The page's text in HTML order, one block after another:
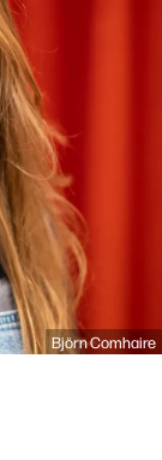
Björn Comhaire